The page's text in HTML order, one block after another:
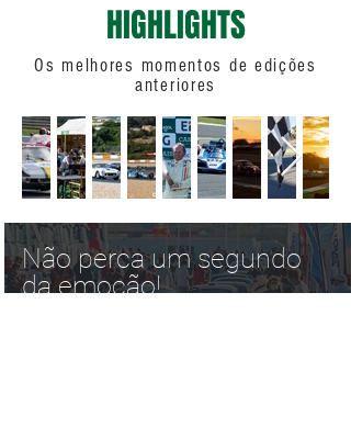
HIGHLIGHTS
Os melhores momentos de edições
anteriores
Não perca um segundo
da emoção!